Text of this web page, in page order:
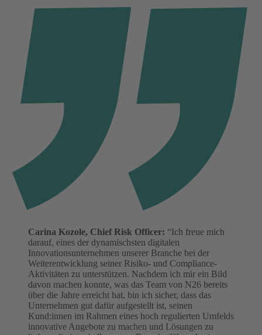
Carina Kozole, Chief Risk Officer: “Ich freue mich
darauf, eines der dynamischsten digitalen
Innovationsunternehmen unserer Branche bei der
Weiterentwicklung seiner Risiko- und Compliance-
Aktivitäten zu unterstützen. Nachdem ich mir ein Bild
davon machen konnte, was das Team von N26 bereits
über die Jahre erreicht hat, bin ich sicher, dass das
Unternehmen gut dafür aufgestellt ist, seinen
Kund:innen im Rahmen eines hoch regulierten Umfelds
innovative Angebote zu machen und Lösungen zu